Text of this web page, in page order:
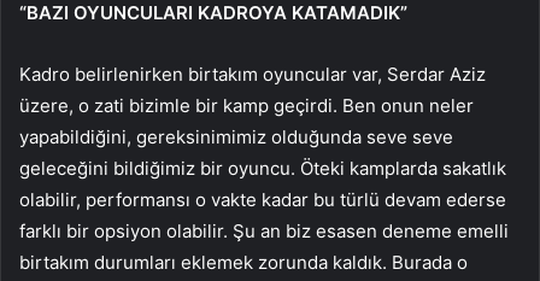
“BAZI OYUNCULARI KADROYA KATAMADIK”
Kadro belirlenirken birtakım oyuncular var, Serdar Aziz
üzere, o zati bizimle bir kamp geçirdi. Ben onun neler
yapabildiğini, gereksinimimiz olduğunda seve seve
geleceğini bildiğimiz bir oyuncu. Öteki kamplarda sakatlık
olabilir, performansı o vakte kadar bu türlü devam ederse
farklı bir opsiyon olabilir. Şu an biz esasen deneme emelli
birtakım durumları eklemek zorunda kaldık. Burada o